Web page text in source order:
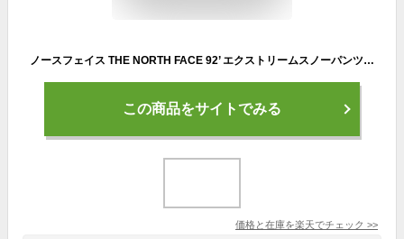
ノースフェイス THE NORTH FACE 92’ エクストリームスノーパンツ NS62216 スノーボードウェア パンツ メンズ GORE-TEX
この商品をサイトでみる
価格と在庫を楽天でチェック >>